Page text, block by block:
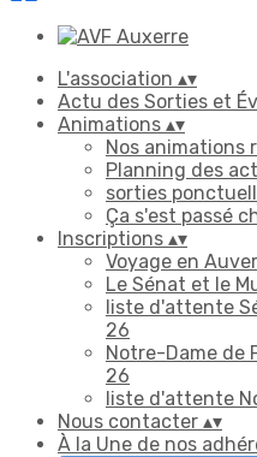
L'association ▴▾
Actu des Sorties et
Animations ▴▾
Nos animations
Planning des
sorties
Ça s'est passé
Inscriptions ▴▾
Voyage en
Le Sénat et le
liste d'attente
26
Notre-Dame de
26
liste d'attente
Nous contacter ▴▾
À la Une de nos